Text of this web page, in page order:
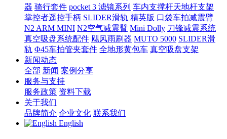
器 骑行套件 pocket 3 滤镜系列 车内支撑杆天地杆支架
掌控者遥控手柄 SLIDER滑轨 精英版 口袋车拍减震臂
N2 ARM MINI N2空气减震臂 Mini Dolly 刀锋减震系统
真空吸盘系统配件 飓风雨刷器 MUTO 5000 SLIDER滑
轨 Φ45车拍管夹套件 全地形黄包车 真空吸盘支架
新闻动态
全部 新闻 案例分享
服务与支持
服务政策 资料下载
关于我们
品牌简介 企业文化 联系我们
English